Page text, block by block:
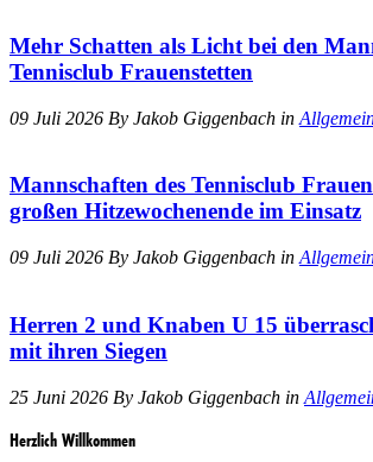
Mehr Schatten als Licht bei den
Tennisclub Frauenstetten
09 Juli 2026 By Jakob Giggenbach in
Mannschaften des Tennisclub
großen Hitzewochenende im Einsatz
09 Juli 2026 By Jakob Giggenbach in
Herren 2 und Knaben U 15
mit ihren Siegen
25 Juni 2026 By Jakob Giggenbach in
Herzlich Willkommen